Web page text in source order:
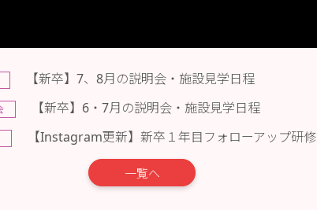
【新卒】7、8月の説明会・施設見学日程
【新卒】6・7月の説明会・施設見学日程
【Instagram更新】新卒１年目フォローアップ研修
一覧へ